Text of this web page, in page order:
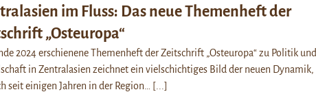
im Fluss: Das neue Themenheft der
„Osteuropa“
2024 erschienene Themenheft der Zeitschrift „Osteuropa“ zu Politik und
in Zentralasien zeichnet ein vielschichtiges Bild der neuen Dynamik,
seit einigen Jahren in der Region…
[...]